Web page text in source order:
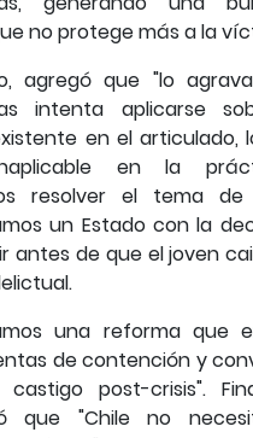
no protege más a la
agregó que "lo
intenta aplicarse
en el articulado,
en la
resolver el tema de
un Estado con la
antes de que el joven
una reforma que
de contención y
post-crisis".
que "Chile no